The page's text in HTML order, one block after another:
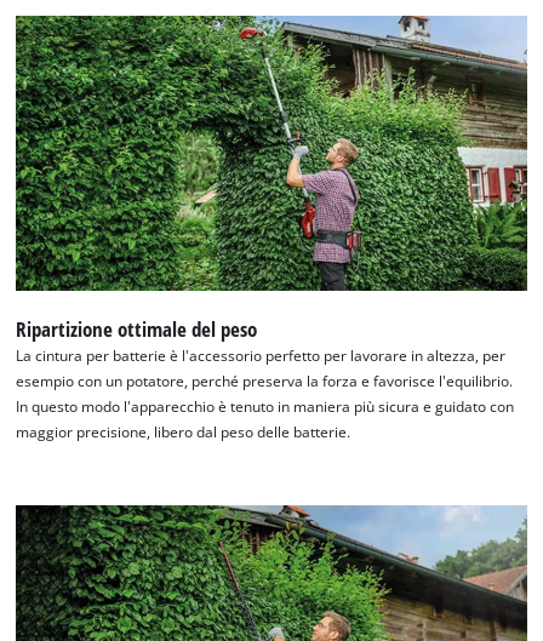
Ripartizione ottimale del peso
La cintura per batterie è l'accessorio perfetto per lavorare in altezza, per
esempio con un potatore, perché preserva la forza e favorisce l'equilibrio.
In questo modo l'apparecchio è tenuto in maniera più sicura e guidato con
maggior precisione, libero dal peso delle batterie.